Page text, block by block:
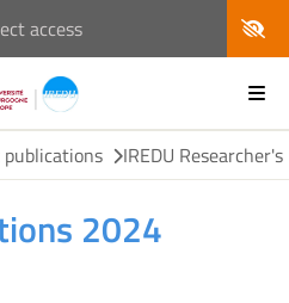
access
IREDU
2024